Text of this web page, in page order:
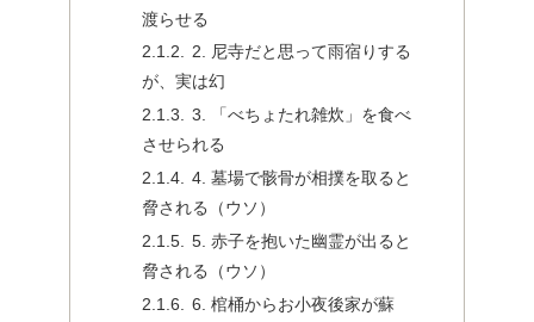
渡らせる
2. 尼寺だと思って雨宿りする
が、実は幻
3. 「べちょたれ雑炊」を食べ
させられる
4. 墓場で骸骨が相撲を取ると
脅される（ウソ）
5. 赤子を抱いた幽霊が出ると
脅される（ウソ）
6. 棺桶からお小夜後家が蘇